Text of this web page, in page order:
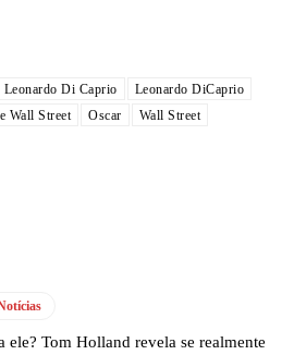
Leonardo Di Caprio
Leonardo DiCaprio
Wall Street Oscar Wall Street
ele? Tom Holland revela se realmente